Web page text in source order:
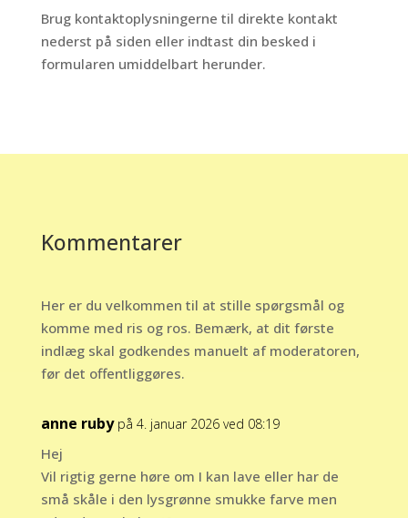
Brug kontaktoplysningerne til direkte kontakt
nederst på siden eller indtast din besked i
formularen umiddelbart herunder.
Kommentarer
Her er du velkommen til at stille spørgsmål og
komme med ris og ros. Bemærk, at dit første
indlæg skal godkendes manuelt af moderatoren,
før det offentliggøres.
anne ruby på 4. januar 2026 ved 08:19
Hej
Vil rigtig gerne høre om I kan lave eller har de
små skåle i den lysgrønne smukke farve men